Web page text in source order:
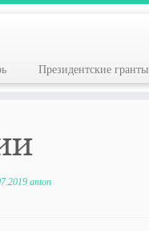
Президентские гранты
anton